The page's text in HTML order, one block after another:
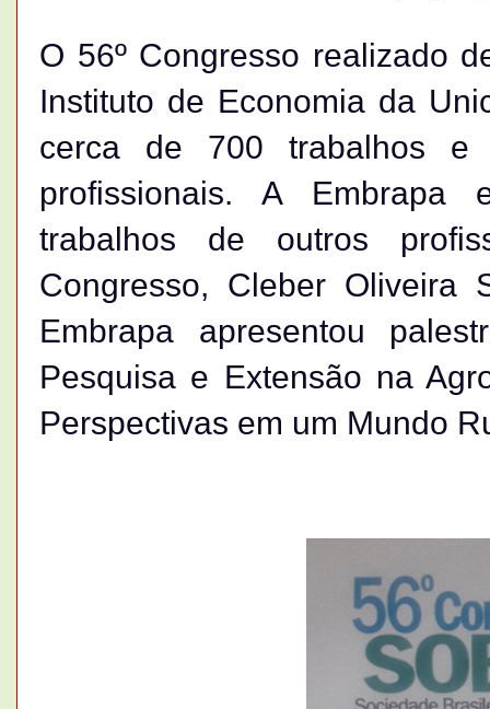
O 56º Congresso realizado
Instituto de Economia da
cerca de 700 trabalhos e
profissionais. A Embrapa
trabalhos de outros
Congresso, Cleber Oliveira
Embrapa apresentou
Pesquisa e Extensão na
Perspectivas em um Mundo